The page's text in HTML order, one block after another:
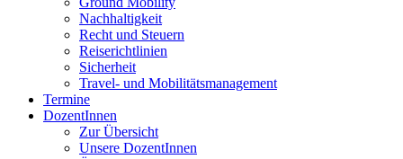
Nachhaltigkeit
Recht und Steuern
Reiserichtlinien
Sicherheit
Travel- und Mobilitätsmanagement
Termine
DozentInnen
Zur Übersicht
Unsere DozentInnen